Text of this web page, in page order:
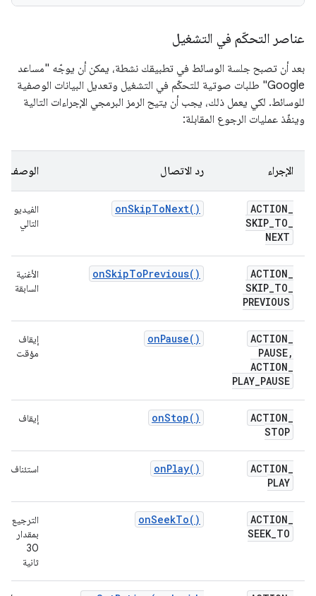
عناصر التحكّم في التشغيل
بعد أن تصبح جلسة الوسائط في تطبيقك نشطة، يمكن أن يوجّه "مساعد
Google" طلبات صوتية للتحكّم في التشغيل وتعديل البيانات الوصفية
للوسائط. لكي يعمل ذلك، يجب أن يتيح الرمز البرمجي الإجراءات التالية
وينفّذ عمليات الرجوع المقابلة:
الإجراء رد الاتصال الوصف
ACTION_
SKIP_TO_
NEXT
onSkipToNext( )
الفيديو
التالي
ACTION_
SKIP_TO_
PREVIOUS
onSkipToPrevious( )
الأغنية
السابقة
ACTION_
PAUSE,
ACTION_
PLAY_PAUSE
onPause( )
إيقاف
مؤقت
ACTION_
STOP
onStop( ) إيقاف
ACTION_
PLAY
onPlay( ) استئناف
ACTION_
SEEK_TO
onSeekTo( )
الترجيع
بمقدار
30
ثانية